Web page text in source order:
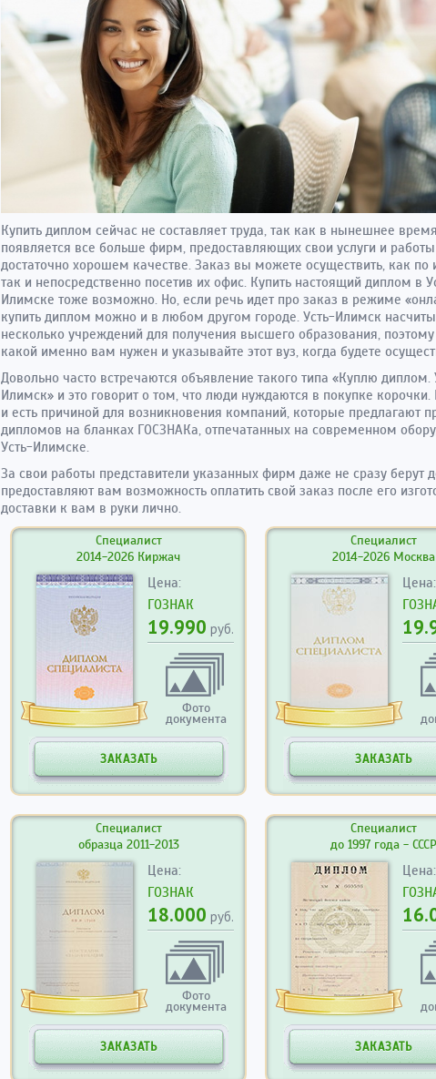
Купить диплом сейчас не составляет труда, так как в нынешнее время
появляется все больше фирм, предоставляющих свои услуги и
достаточно хорошем качестве. Заказ вы можете осуществить, как по
так и непосредственно посетив их офис. Купить настоящий диплом в
Илимске тоже возможно. Но, если речь идет про заказ в режиме
купить диплом можно и в любом другом городе. Усть-Илимск
несколько учреждений для получения высшего образования,
какой именно вам нужен и указывайте этот вуз, когда будете
Довольно часто встречаются объявление такого типа «Куплю диплом.
Илимск» и это говорит о том, что люди нуждаются в покупке корочки.
и есть причиной для возникновения компаний, которые предлагают
дипломов на бланках ГОСЗНАКа, отпечатанных на современном
Усть-Илимске.
За свои работы представители указанных фирм даже не сразу берут
предоставляют вам возможность оплатить свой заказ после его
доставки к вам в руки лично.
Специалист
2014-2026 Киржач
Цена:
ГОЗНАК
19.990 руб.
Фото
документа
ЗАКАЗАТЬ
Специалист
2014-2026 Москва
Цена:
ЗАКАЗАТЬ
Специалист
образца 2011-2013
Цена:
ГОЗНАК
18.000 руб.
Фото
документа
ЗАКАЗАТЬ
Специалист
до 1997 года - СССР
Цена:
ЗАКАЗАТЬ